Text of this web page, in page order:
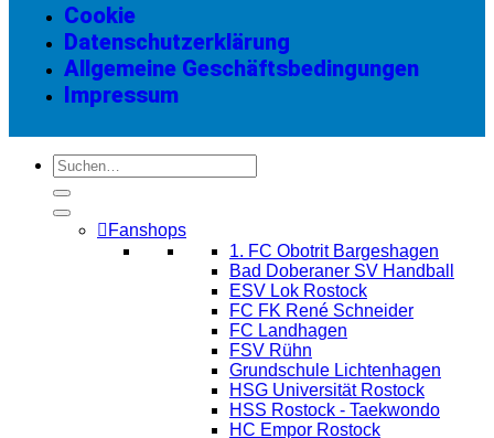
Cookie
Datenschutzerklärung
Allgemeine Geschäftsbedingungen
Impressum
Fanshops
1. FC Obotrit Bargeshagen
Bad Doberaner SV Handball
ESV Lok Rostock
FC FK René Schneider
FC Landhagen
FSV Rühn
Grundschule Lichtenhagen
HSG Universität Rostock
HSS Rostock - Taekwondo
HC Empor Rostock